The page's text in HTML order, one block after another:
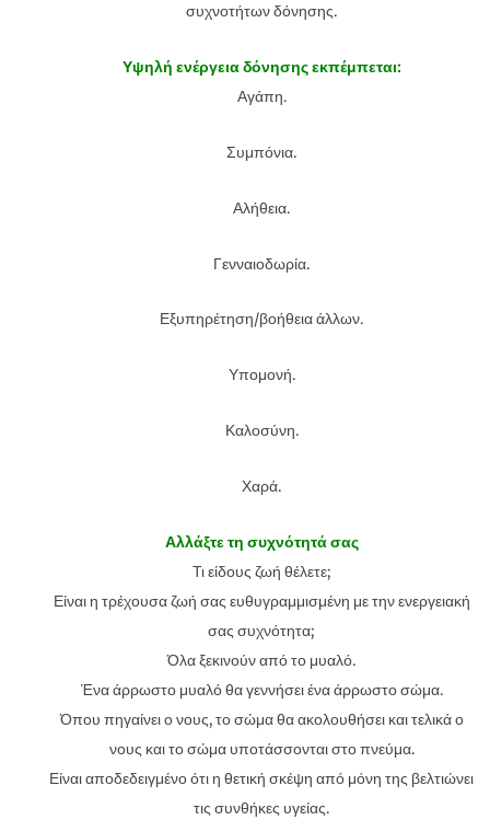
συχνοτήτων δόνησης.
Υψηλή ενέργεια δόνησης εκπέμπεται:
Αγάπη.
Συμπόνια.
Αλήθεια.
Γενναιοδωρία.
Εξυπηρέτηση/βοήθεια άλλων.
Υπομονή.
Καλοσύνη.
Χαρά.
Αλλάξτε τη συχνότητά σας
Τι είδους ζωή θέλετε;
Είναι η τρέχουσα ζωή σας ευθυγραμμισμένη με την ενεργειακή
σας συχνότητα;
Όλα ξεκινούν από το μυαλό.
Ένα άρρωστο μυαλό θα γεννήσει ένα άρρωστο σώμα.
Όπου πηγαίνει ο νους, το σώμα θα ακολουθήσει και τελικά ο
νους και το σώμα υποτάσσονται στο πνεύμα.
Είναι αποδεδειγμένο ότι η θετική σκέψη από μόνη της βελτιώνει
τις συνθήκες υγείας.